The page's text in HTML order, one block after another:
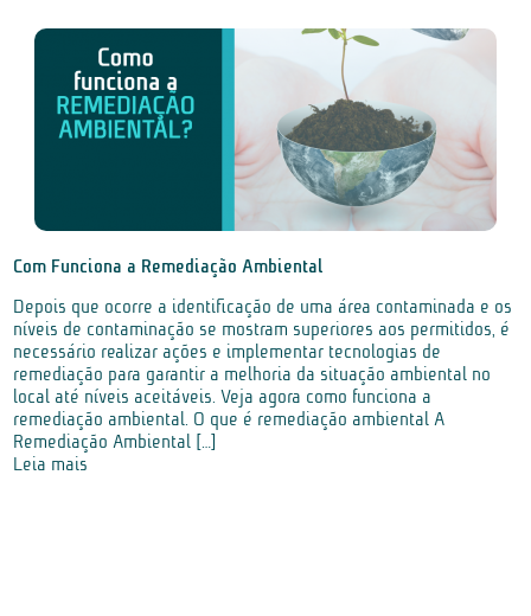
Com Funciona a Remediação Ambiental
Depois que ocorre a identificação de uma área contaminada e os
níveis de contaminação se mostram superiores aos permitidos, é
necessário realizar ações e implementar tecnologias de
remediação para garantir a melhoria da situação ambiental no
local até níveis aceitáveis. Veja agora como funciona a
remediação ambiental. O que é remediação ambiental A
Remediação Ambiental […]
Leia mais